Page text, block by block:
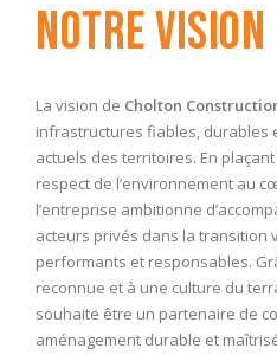
Notre vision
La vision de Cholton
infrastructures fiables, durables
actuels des territoires. En
respect de l’environnement au
l’entreprise ambitionne
acteurs privés dans la transition
performants et responsables.
reconnue et à une culture du
souhaite être un partenaire de
aménagement durable et